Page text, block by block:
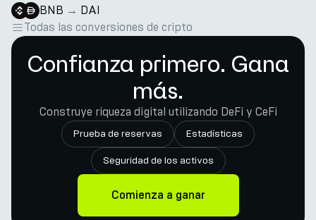
BNB → DAI
Todas las conversiones de cripto
Confianza primero. Gana
más.
Construye riqueza digital utilizando DeFi y CeFi
Prueba de reservas Estadísticas
Seguridad de los activos
Comienza a ganar